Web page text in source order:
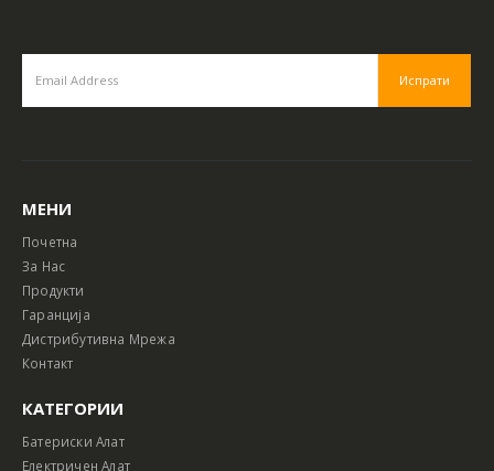
МЕНИ
Почетна
За Нас
Продукти
Гаранција
Дистрибутивна Мрежа
Контакт
КАТЕГОРИИ
Батериски Алат
Електричен Алат